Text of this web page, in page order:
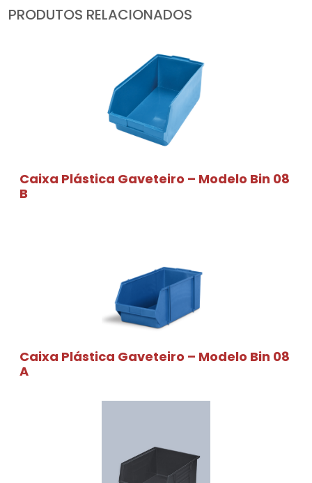
PRODUTOS RELACIONADOS
Caixa Plástica Gaveteiro – Modelo Bin 08
B
Caixa Plástica Gaveteiro – Modelo Bin 08
A